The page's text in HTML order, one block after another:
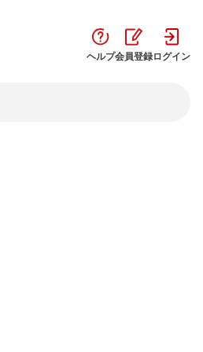
ヘルプ会員登録ログイン